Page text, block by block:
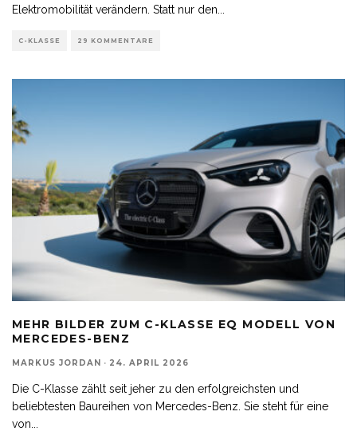
Elektromobilität verändern. Statt nur den...
C-KLASSE 29 KOMMENTARE
MEHR BILDER ZUM C-KLASSE EQ MODELL VON
MERCEDES-BENZ
MARKUS JORDAN · 24. APRIL 2026
Die C-Klasse zählt seit jeher zu den erfolgreichsten und
beliebtesten Baureihen von Mercedes-Benz. Sie steht für eine
von